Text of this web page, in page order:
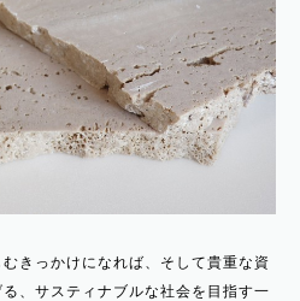
きっかけになれば、そして貴重な資
、サスティナブルな社会を目指す一